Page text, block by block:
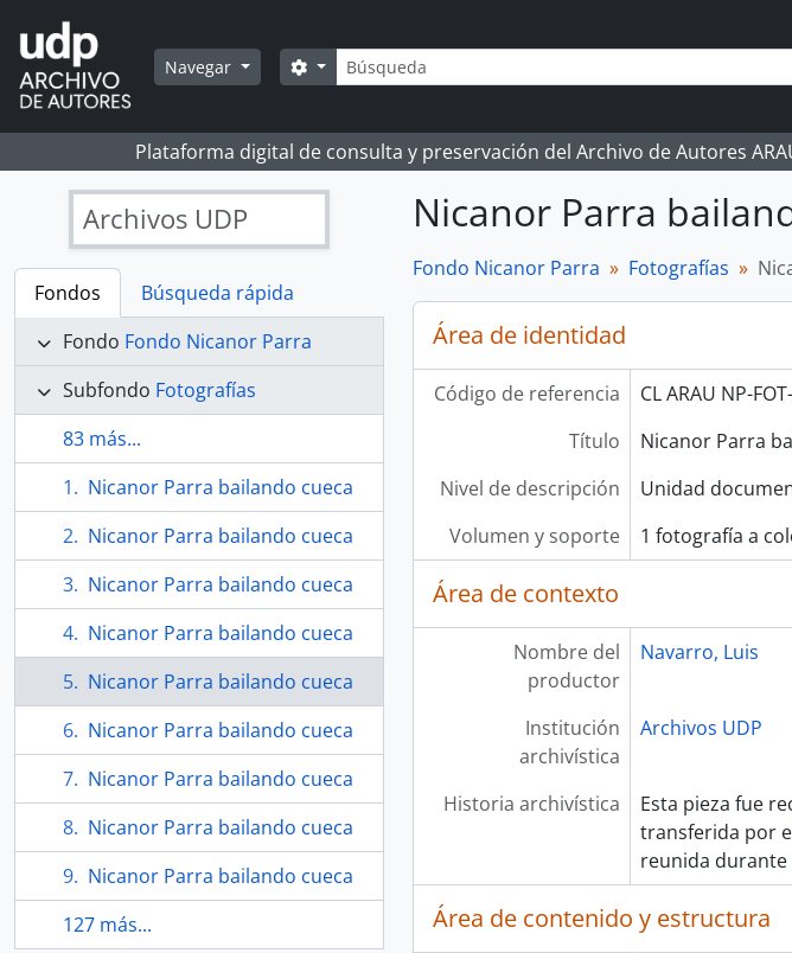
Skip to main content
Navegar Búsqueda
Search options
Plataforma digital de consulta y preservación del Archivo de Autores
Archivos UDP
Fondos
Búsqueda rápida
Fondo Fondo Nicanor Parra
Subfondo Fotografías
83 más...
Nicanor Parra bailando cueca
Nicanor Parra bailando cueca
Nicanor Parra bailando cueca
Nicanor Parra bailando cueca
Nicanor Parra bailando cueca
Nicanor Parra bailando cueca
Nicanor Parra bailando cueca
Nicanor Parra bailando cueca
Nicanor Parra bailando cueca
127 más...
Nicanor Parra
Fondo Nicanor Parra Fotografías
Área de identidad
Código de referencia
CL ARAU NP-
Título
Nicanor Parra
Nivel de descripción
Unidad
Volumen y soporte
1 fotografía a
Área de contexto
Nombre del
productor
Navarro, Luis
Institución
archivística
Archivos UDP
Historia archivística
Esta pieza fue
transferida por
reunida durante
Área de contenido y estructura